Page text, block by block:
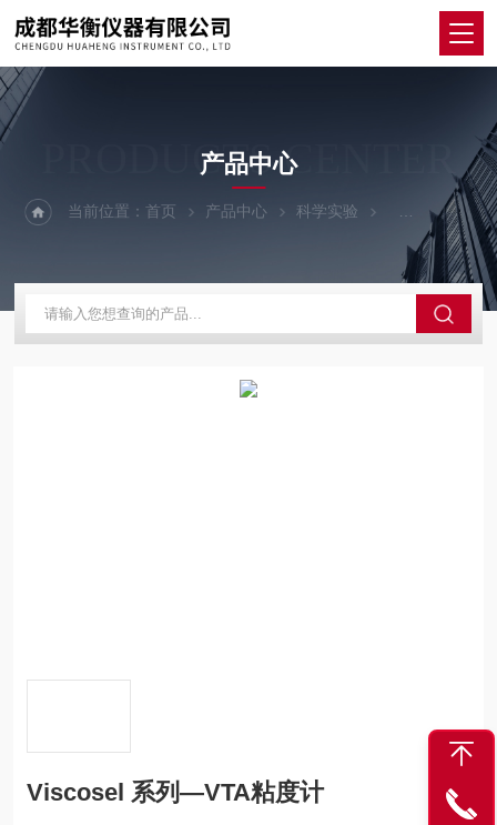
PRODUCTS CENTER
产品中心
当前位置：首页 产品中心 科学实验 其他仪器设备
Viscosel 系列—VTA粘度计